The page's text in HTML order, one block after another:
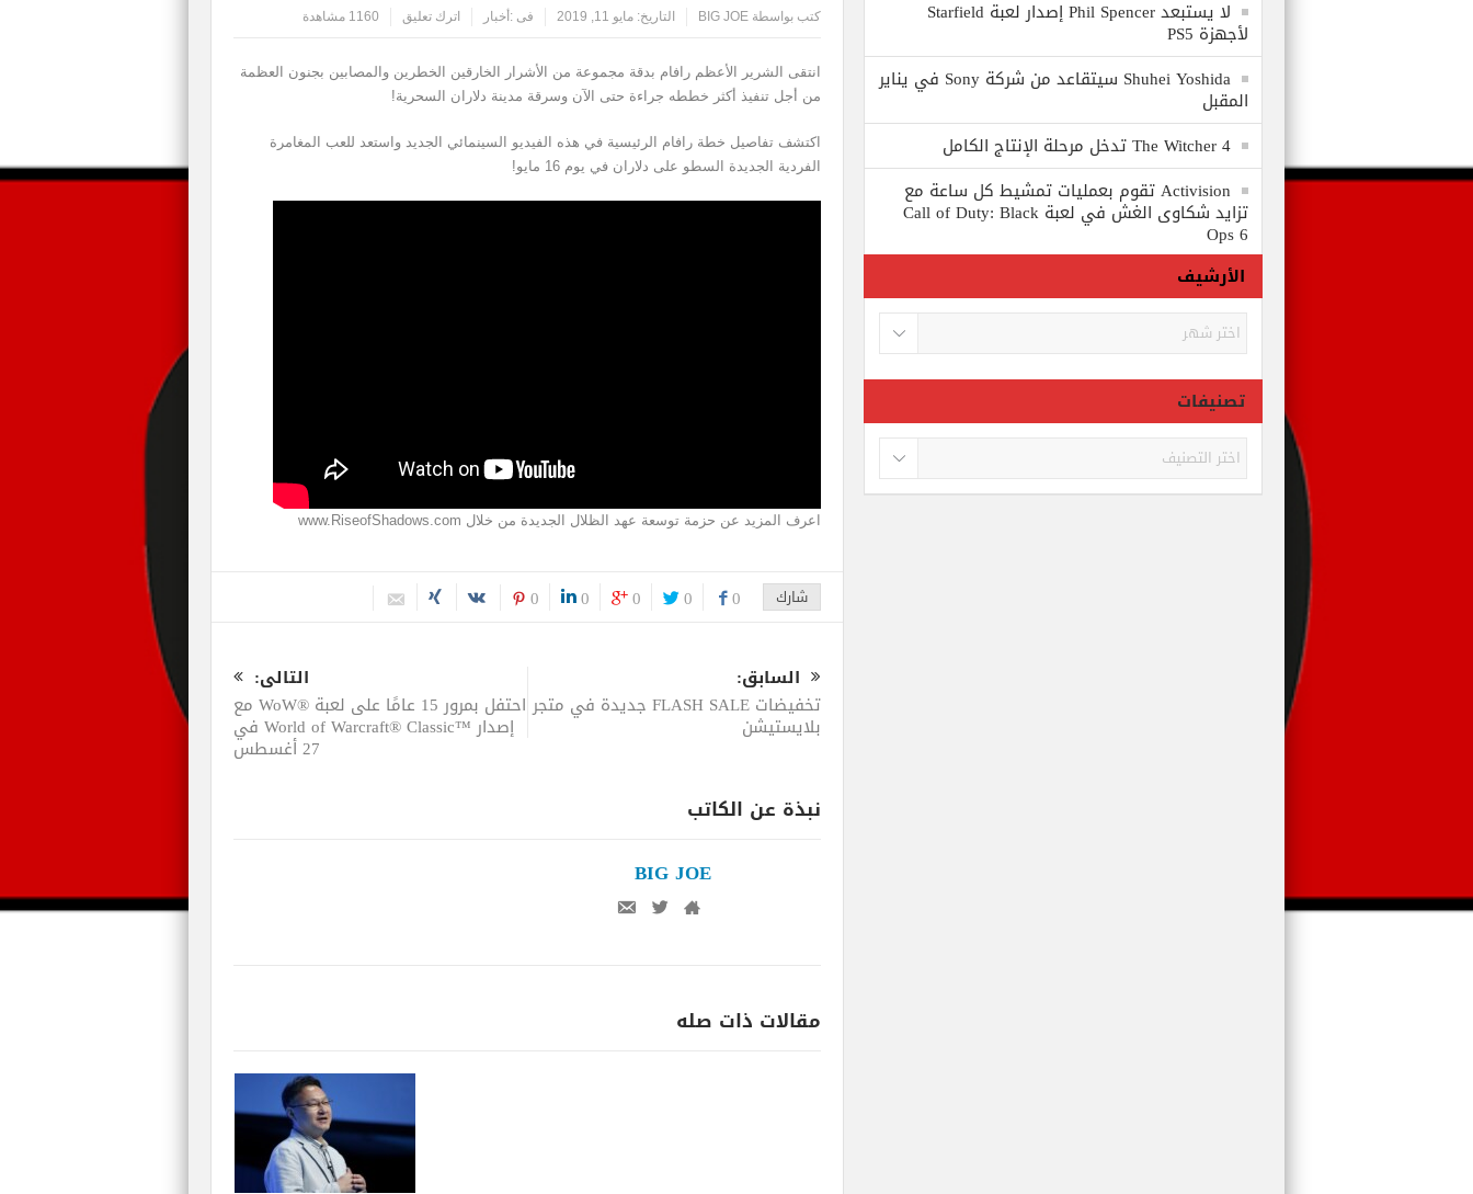
كتب بواسطة BIG JOE التاريخ: مايو 11, 2019 فى : أخبار اترك تعليق 1160 مشاهدة
انتقى الشرير الأعظم رافام بدقة مجموعة من الأشرار الخارقين الخطرين والمصابين بجنون العظمة
من أجل تنفيذ أكثر خططه جراءة حتى الآن وسرقة مدينة دلاران السحرية!
اكتشف تفاصيل خطة رافام الرئيسية في هذه الفيديو السينمائي الجديد واستعد للعب المغامرة
الفردية الجديدة السطو على دلاران في يوم 16 مايو!
اعرف المزيد عن حزمة توسعة عهد الظلال الجديدة من خلال www.RiseofShadows.com
شارك 0
0
0
0
0
السابق:
تخفيضات FLASH SALE جديدة في متجر
بلايستيشن
التالى:
احتفل بمرور 15 عامًا على لعبة ‏WoW®‎ مع
إصدار World of Warcraft® Classic™‎ في
27 أغسطس
نبذة عن الكاتب
BIG JOE
مقالات ذات صله
لا يستبعد Phil Spencer إصدار لعبة Starfield
لأجهزة PS5
Shuhei Yoshida سيتقاعد من شركة Sony في يناير
المقبل
The Witcher 4 تدخل مرحلة الإنتاج الكامل
Activision تقوم بعمليات تمشيط كل ساعة مع
تزايد شكاوى الغش في لعبة Call of Duty: Black
Ops 6
الأرشيف
الأرشيف
تصنيفات
تصنيفات